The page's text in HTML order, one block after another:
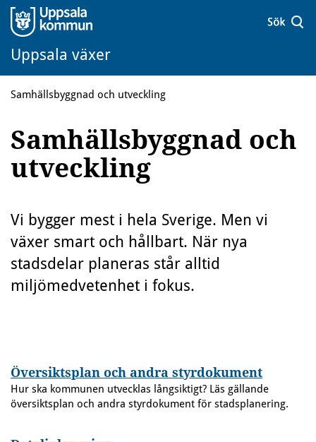
Uppsala växer
Samhällsbyggnad och utveckling
Samhällsbyggnad och
utveckling
Vi bygger mest i hela Sverige. Men vi
växer smart och hållbart. När nya
stadsdelar planeras står alltid
miljömedvetenhet i fokus.
Översiktsplan och andra styrdokument
Hur ska kommunen utvecklas långsiktigt? Läs gällande
översiktsplan och andra styrdokument för stadsplanering.